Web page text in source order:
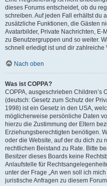
dieses Forums entscheidet, ob du
schreiben. Auf jeden Fall erhältst du
zusätzliche Funktionen, die Gästen
Avatarbilder, Private Nachrichten, E-
zu Benutzergruppen und so weiter.
schnell erledigt ist und dir zahlreiche
Nach oben
Was ist COPPA?
COPPA, ausgeschrieben Children’s
(deutsch: Gesetz zum Schutz der
1998) ist ein Gesetz in den USA,
möglicherweise persönliche Daten
hierzu die Zustimmung der Eltern
Erziehungsberechtigten benötigen.
oder die Website, auf der du dich zu
rechtlichen Beistand zu Rate. Bitte
Besitzer dieses Boards keine
Anlaufstelle für
unter der Frage „An wen soll ich
juristische Anfragen zu diesem